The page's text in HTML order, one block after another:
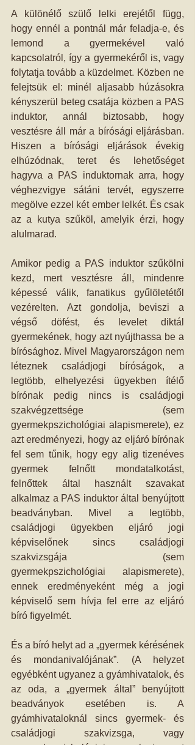
A különélő szülő lelki erejétől függ,
hogy ennél a pontnál már feladja-e, és
lemond a gyermekével való
kapcsolatról, így a gyermekéről is, vagy
folytatja tovább a küzdelmet. Közben ne
felejtsük el: minél aljasabb húzásokra
kényszerül beteg csatája közben a PAS
induktor, annál biztosabb, hogy
vesztésre áll már a bírósági eljárásban.
Hiszen a bírósági eljárások évekig
elhúzódnak, teret és lehetőséget
hagyva a PAS induktornak arra, hogy
véghezvigye sátáni tervét, egyszerre
megölve ezzel két ember lelkét. És csak
az a kutya szűköl, amelyik érzi, hogy
alulmarad.
Amikor pedig a PAS induktor szűkölni
kezd, mert vesztésre áll, mindenre
képessé válik, fanatikus gyűlöletétől
vezérelten. Azt gondolja, beviszi a
végső döfést, és levelet diktál
gyermekének, hogy azt nyújthassa be a
bírósághoz. Mivel Magyarországon nem
léteznek családjogi bíróságok, a
legtöbb, elhelyezési ügyekben ítélő
bírónak pedig nincs is családjogi
szakvégzettsége (sem
gyermekpszichológiai alapismerete), ez
azt eredményezi, hogy az eljáró bírónak
fel sem tűnik, hogy egy alig tizenéves
gyermek felnőtt mondatalkotást,
felnőttek által használt szavakat
alkalmaz a PAS induktor által benyújtott
beadványban. Mivel a legtöbb,
családjogi ügyekben eljáró jogi
képviselőnek sincs családjogi
szakvizsgája (sem
gyermekpszichológiai alapismerete),
ennek eredményeként még a jogi
képviselő sem hívja fel erre az eljáró
bíró figyelmét.
És a bíró helyt ad a „gyermek kérésének
és mondanivalójának”. (A helyzet
egyébként ugyanez a gyámhivatalok, és
az oda, a „gyermek által” benyújtott
beadványok esetében is. A
gyámhivataloknál sincs gyermek- és
családjogi szakvizsga, vagy